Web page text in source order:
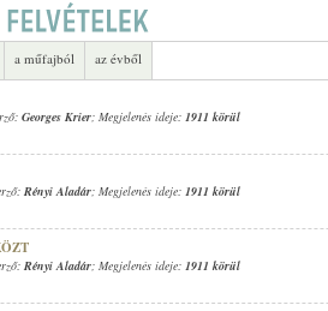
a műfajból az évből
Georges Krier; Megjelenés ideje: 1911 körül
Rényi Aladár; Megjelenés ideje: 1911 körül
Rényi Aladár; Megjelenés ideje: 1911 körül